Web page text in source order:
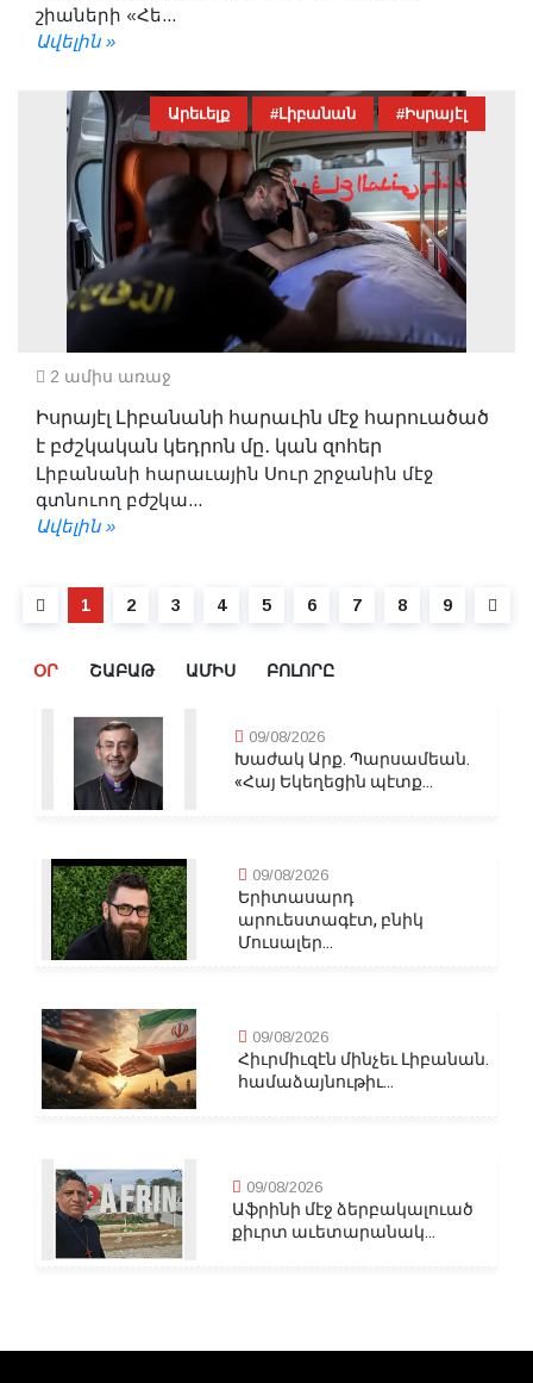
շիաների «Հե...
Ավելին »
Արեւելք #Լիբանան #Իսրայէլ
2 ամիս առաջ
Իսրայէլ Լիբանանի հարաւին մէջ հարուածած
է բժշկական կեդրոն մը․ կան զոհեր
Լիբանանի հարաւային Սուր շրջանին մէջ
գտնուող բժշկա...
Ավելին »
1 2 3 4 5 6 7 8 9
ՕՐ ՇԱԲԱԹ ԱՄԻՍ ԲՈԼՈՐԸ
09/08/2026
Խաժակ Արք. Պարսամեան.
«Հայ Եկեղեցին պէտք...
09/08/2026
Երիտասարդ
արուեստագէտ, բնիկ
Մուսալեր...
09/08/2026
Հիւրմիւզէն մինչեւ Լիբանան.
համաձայնութիւ...
09/08/2026
Աֆրինի մէջ ձերբակալուած
քիւրտ աւետարանակ...